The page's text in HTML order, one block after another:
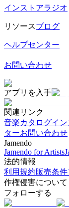
インストアラジオ
リソースブログ
ヘルプセンター
お問い合わせ
アプリを入手
関連リンク
音楽カタログイ
ターお問い合わせ
Jamendo
Jamendo for Artists
法的情報
利用規約販売条件
作権侵害について
フォローする